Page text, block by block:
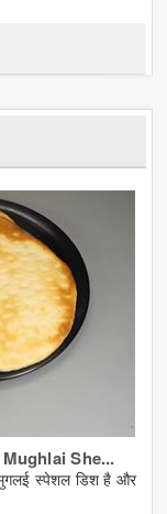
Mughlai She...
स्पेशल डिश है और